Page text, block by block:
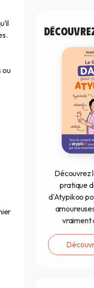
ou
Découvrez
pratique
d'Atypikoo
vraiment